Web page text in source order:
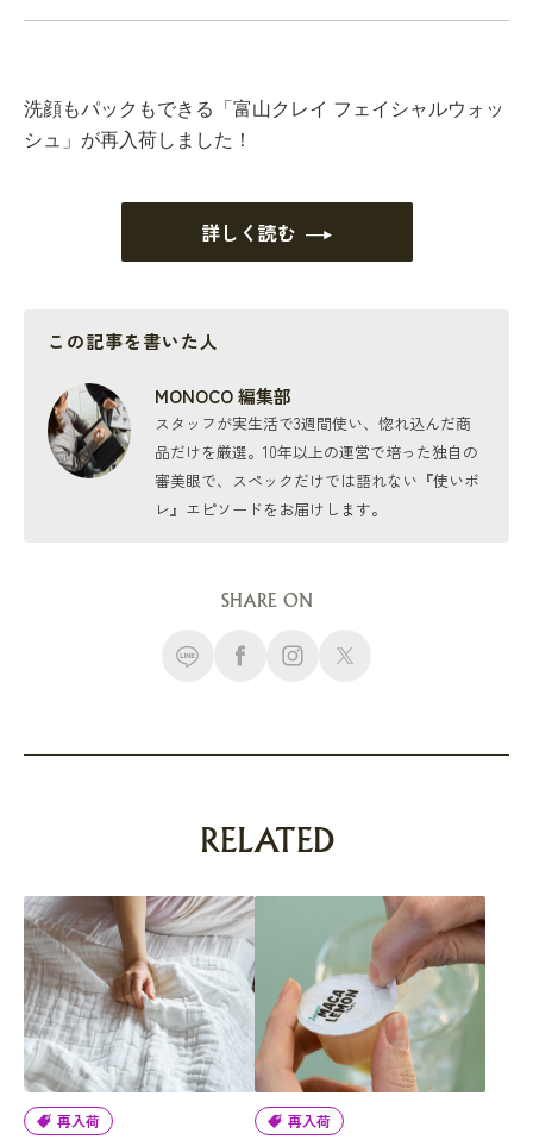
洗顔もパックもできる「富山クレイ フェイシャルウォッ
シュ」が再入荷しました！
詳しく読む
この記事を書いた人
MONOCO 編集部
スタッフが実生活で3週間使い、惚れ込んだ商
品だけを厳選。10年以上の運営で培った独自の
審美眼で、スペックだけでは語れない『使いボ
レ』エピソードをお届けします。
SHARE ON
RELATED
再入荷 再入荷